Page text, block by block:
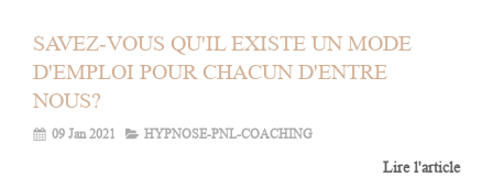
SAVEZ-VOUS QU'IL EXISTE UN MODE
D'EMPLOI POUR CHACUN D'ENTRE
NOUS?
09 Jan 2021 HYPNOSE-PNL-COACHING
Lire l'article